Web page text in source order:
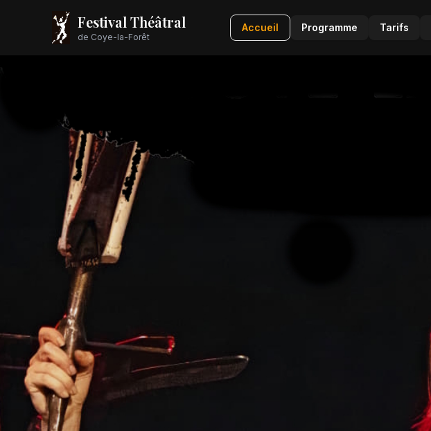
Festival Théâtral
de Coye-la-Forêt
Accueil Programme Tarifs